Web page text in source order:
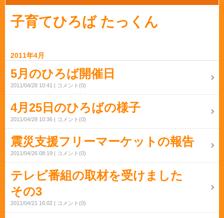
子育てひろば たっくん
2011年4月
5月のひろば開催日
2011/04/28 10:41 コメント(0)
4月25日のひろばの様子
2011/04/28 10:36 コメント(0)
震災支援フリーマーケットの報告
2011/04/26 08:19 コメント(0)
テレビ番組の取材を受けました
その3
2011/04/21 16:02 コメント(0)